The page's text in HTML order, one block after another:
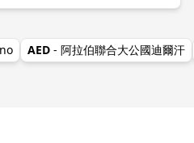
AED - 阿拉伯聯合大公國迪爾汗